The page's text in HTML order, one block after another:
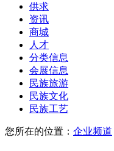
供求
资讯
商城
人才
分类信息
会展信息
民族旅游
民族文化
民族工艺
您所在的位置： 企业频道